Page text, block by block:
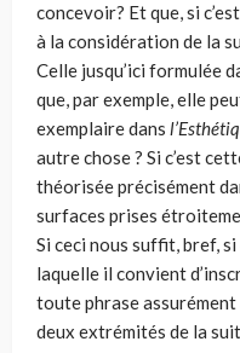
concevoir? Et que, si
à la considération de la
Celle jusqu’ici formulée
que, par exemple, elle
exemplaire dans
autre chose ? Si c’est
théorisée précisément
surfaces prises
Si ceci nous suffit, bref,
laquelle il convient
toute phrase assurément
deux extrémités de la